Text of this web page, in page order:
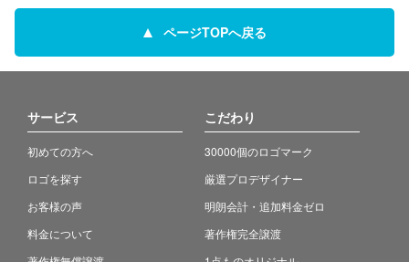
ページTOPへ戻る
サービス
初めての方へ
ロゴを探す
お客様の声
料金について
こだわり
30000個のロゴマーク
厳選プロデザイナー
明朗会計・追加料金ゼロ
著作権完全譲渡